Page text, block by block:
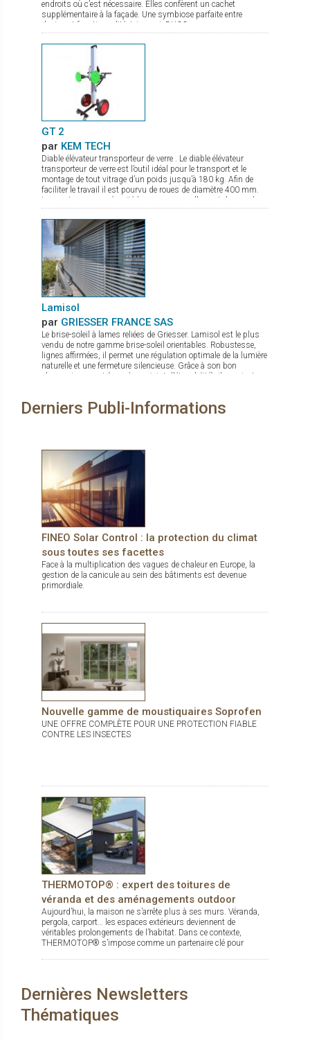
endroits où c’est nécessaire. Elles confèrent un cachet
supplémentaire à la façade. Une symbiose parfaite entre
design et fonctionnalité. Ici aussi, DUCO propose une gamme
complète : Ducowall Classic : Bardage à ventelles grand débit
d’air Ducowall Screening : sert comme pare-vue des zones
où il y a besoin de réduire des bruits sortants des centrales de
traitement d’air. DucoWall Solid : bardage le plus solide du
marché et idéal comme protection contre le vandalisme.
GT 2
par KEM TECH
Diable élévateur transporteur de verre . Le diable élévateur
transporteur de verre est l’outil idéal pour le transport et le
montage de tout vitrage d’un poids jusqu’à 180 kg. Afin de
faciliter le travail il est pourvu de roues de diamètre 400 mm.
Les ventouses se sécurité à pompe manuelle sont de grand
diamètre. Le palonnier porte verre permet une rotation complète
du verre, et de par sa conception compacte même en charge
peut passer par des portes. La mise en action sur chantier se
fait en quelques secondes. Il est de plus pourvu d’un frein de
parking.
Lamisol
par GRIESSER FRANCE SAS
Le brise-soleil à lames reliées de Griesser. Lamisol est le plus
vendu de notre gamme brise-soleil orientables. Robustesse,
lignes affirmées, il permet une régulation optimale de la lumière
naturelle et une fermeture silencieuse. Grâce à son bon
obscurcissement (avec à son joint d'étanchéité), il convient
90 mm et 70 mm (pour les espaces exigus). Il bénéficie d'une
(système autoporteur) : facilité de pose Option Lamisol® III
Reflect : Le système Lamisol® III Reflect permet trois ou deux
positions des lames sur le même store. En bas, le store
protège contre l'éblouissement désagréable quand on travaille
à l'ordinateur La partie centrale du store diffuse une agréable
lumière du jour. La partie supérieure amène la lumière jusqu'à
l'intérieur pour une sensation agréable dans la pièce. La
bicoloration et 150 coloris en standard, vous sont proposés
pour un maximum de personnalisation.
Derniers Publi-Informations
FINEO Solar Control : la protection du climat
sous toutes ses facettes
Face à la multiplication des vagues de chaleur en Europe, la
gestion de la canicule au sein des bâtiments est devenue
primordiale.
Nouvelle gamme de moustiquaires Soprofen
UNE OFFRE COMPLÈTE POUR UNE PROTECTION FIABLE
CONTRE LES INSECTES
THERMOTOP® : expert des toitures de
véranda et des aménagements outdoor
Aujourd’hui, la maison ne s’arrête plus à ses murs. Véranda,
pergola, carport… les espaces extérieurs deviennent de
véritables prolongements de l’habitat. Dans ce contexte,
THERMOTOP® s’impose comme un partenaire clé pour
Dernières Newsletters
Thématiques